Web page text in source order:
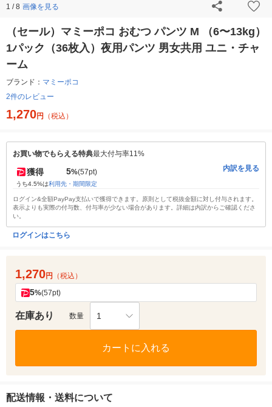
1 / 8 画像を見る
（セール）マミーポコ おむつ パンツ M （6〜13kg）
1パック（36枚入）夜用パンツ 男女共用 ユニ・チャ
ーム
ブランド： マミーポコ
2件のレビュー
1,270円 （税込）
お買い物でもらえる特典最大付与率11%
獲得 5%(57pt)
うち4.5%は利用先・期間限定
内訳を見る
ログイン&全額PayPay支払いで獲得できます。原則として税抜金額に対し付与されます。
表示よりも実際の付与数、付与率が少ない場合があります。詳細は内訳からご確認くださ
い。
ログインはこちら
1,270円 （税込）
5%(57pt)
在庫あり 数量 1
カートに入れる
配送情報・送料について